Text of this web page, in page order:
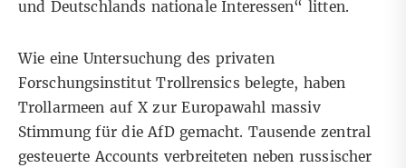
und Deutschlands nationale Interessen“ litten.
Wie eine Untersuchung des privaten
ForschungsinstitutTrollrensics belegte, haben
Trollarmeen auf X zur Europawahl massiv
Stimmung für die AfD gemacht. Tausende zentral
gesteuerte Accounts verbreiteten neben russischer